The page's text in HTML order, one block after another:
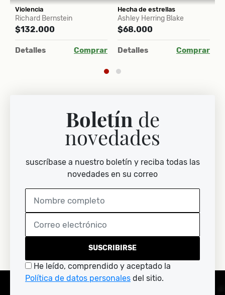
Violencia
Richard Bernstein
$132.000
Detalles Comprar
Hecha de estrellas
Ashley Herring Blake
$68.000
Detalles Comprar
Boletín de
novedades
suscríbase a nuestro boletín y reciba todas las
novedades en su correo
SUSCRIBIRSE
He leído, comprendido y aceptado la
Política de datos personales del sitio.